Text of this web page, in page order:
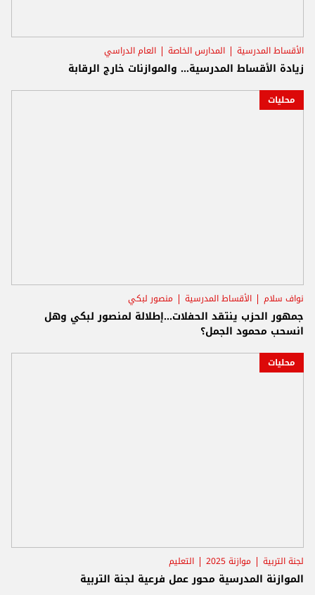
الأقساط المدرسية المدارس الخاصة العام الدراسي
زيادة الأقساط المدرسية... والموازنات خارج الرقابة
محليات
نواف سلام الأقساط المدرسية منصور لبكي
جمهور الحزب ينتقد الحفلات...إطلالة لمنصور لبكي وهل
انسحب محمود الجمل؟
محليات
لجنة التربية موازنة 2025 التعليم
الموازنة المدرسية محور عمل فرعية لجنة التربية